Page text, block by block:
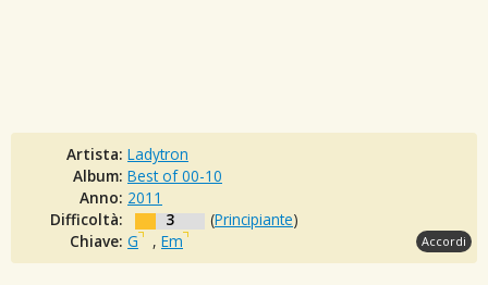
Artista: Ladytron
Album: Best of 00-10
Anno: 2011
Difficoltà:
3 (Principiante)
Chiave: G , Em Accordi